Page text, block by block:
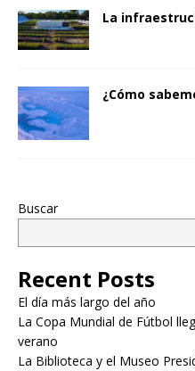
La
¿Cómo
Buscar
Recent Posts
El día más largo del año
La Copa Mundial de Fútbol
verano
La Biblioteca y el Museo